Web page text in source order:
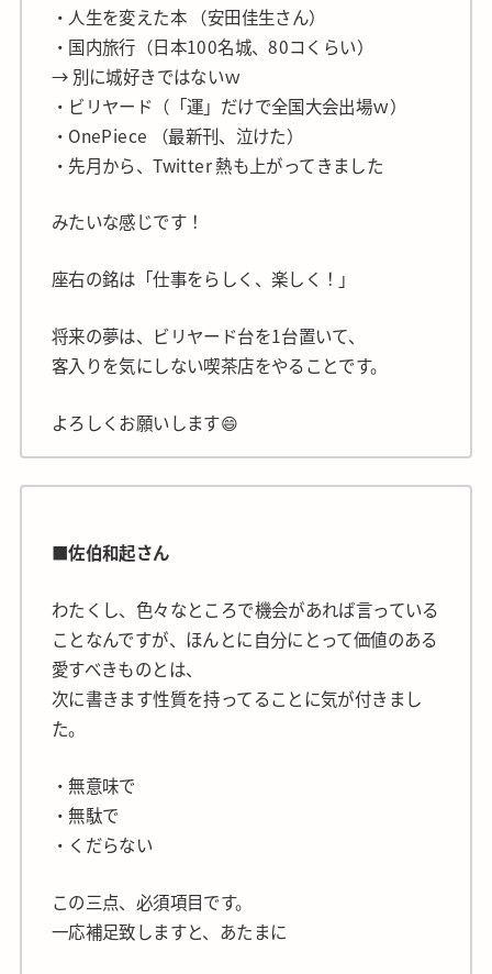
・人生を変えた本 （安田佳生さん）
・国内旅行（日本100名城、80コくらい）
→ 別に城好きではないｗ
・ビリヤード（「運」だけで全国大会出場ｗ）
・OnePiece （最新刊、泣けた）
・先月から、Twitter 熱も上がってきました
みたいな感じです！
座右の銘は「仕事をらしく、楽しく！」
将来の夢は、ビリヤード台を1台置いて、
客入りを気にしない喫茶店をやることです。
よろしくお願いします😄
■佐伯和起さん
わたくし、色々なところで機会があれば言っている
ことなんですが、ほんとに自分にとって価値のある
愛すべきものとは、
次に書きます性質を持ってることに気が付きまし
た。
・無意味で
・無駄で
・くだらない
この三点、必須項目です。
一応補足致しますと、あたまに